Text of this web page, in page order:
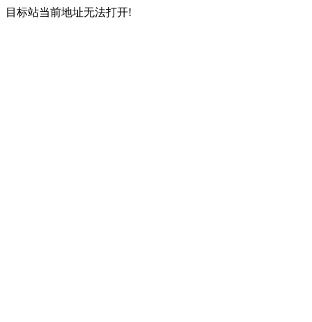
目标站当前地址无法打开!